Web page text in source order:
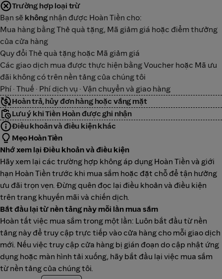
Trường hợp loại trừ
Bạn sẽ không nhận được Hoàn Tiền cho:
Mua hàng bằng Thẻ quà tặng, Mã giảm giá hoặc điểm thưởng
của cửa hàng
Quy đổi Thẻ quà tặng hoặc Mã giảm giá
Các giao dịch mua được thực hiện bằng Voucher hoặc Mã ưu
đãi không có trên nền tảng của chúng tôi
Phí · Thuế · Phí dịch vụ · Vận chuyển và giao hàng
Hoàn trả, hủy đơn hàng hoặc vắng mặt
Lưu ý khi Tiền Hoàn được ghi nhận
Điều khoản và điều kiện khác
Mẹo Hoàn Tiền
Nhớ xem lại Điều khoản và điều kiện
Hãy xem lại các trường hợp không áp dụng Hoàn Tiền và giới
hạn Hoàn Tiền trước khi mua sắm hoặc đặt chỗ để tận hưởng
ưu đãi trọn vẹn. Đừng quên đọc lại điều khoản và điều kiện
trên trang khuyến mãi và chiến dịch.
Bắt đầu lại từ nền tảng này mỗi lần mua sắm
Hoàn tất việc mua sắm trong một lần: Luôn bắt đầu từ nền
tảng này để truy cập trực tiếp vào cửa hàng cho mỗi giao dịch
mới. Nếu việc truy cập cửa hàng bị gián đoạn do cập nhật ứng
dụng hoặc màn hình tải xuống, hãy bắt đầu lại việc mua sắm
từ nền tảng của chúng tôi.